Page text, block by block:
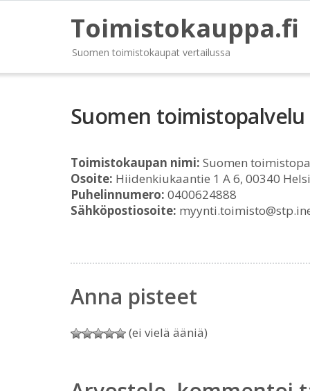
Toimistokauppa.fi
Suomen toimistokaupat vertailussa
Suomen toimistopalvelu
Toimistokaupan nimi: Suomen
Osoite: Hiidenkiukaantie 1 A 6, 00340
Puhelinnumero: 0400624888
Sähköpostiosoite:
Anna pisteet
(ei vielä ääniä)